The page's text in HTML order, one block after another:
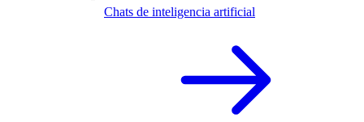
Chats de inteligencia artificial